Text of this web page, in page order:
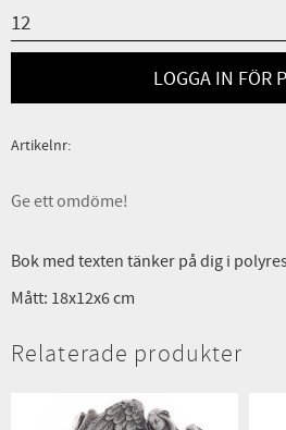
LOGGA IN FÖR
Artikelnr
Ge ett omdöme!
Bok med texten tänker på dig i
Mått: 18x12x6 cm
Relaterade produkter